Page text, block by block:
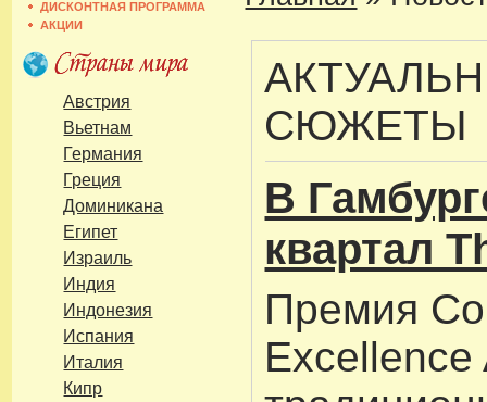
ДИСКОНТНАЯ ПРОГРАММА
АКЦИИ
Австрия
Вьетнам
Германия
Греция
Доминикана
Египет
Израиль
Индия
Индонезия
Испания
Италия
Кипр
СЮЖЕТЫ
В
квартал
Премия
Excellence